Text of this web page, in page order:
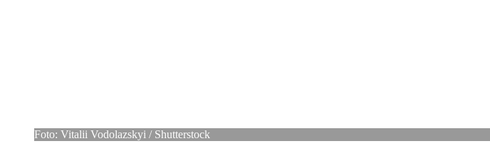
Foto: Vitalii Vodo­laz­skyi /​ Shut­ter­stock